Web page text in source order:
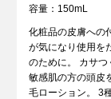
容量：150mL
化粧品の皮膚への
が気になり使用を
のために。 カサつ
敏感肌の方の頭皮
毛ローション。 3